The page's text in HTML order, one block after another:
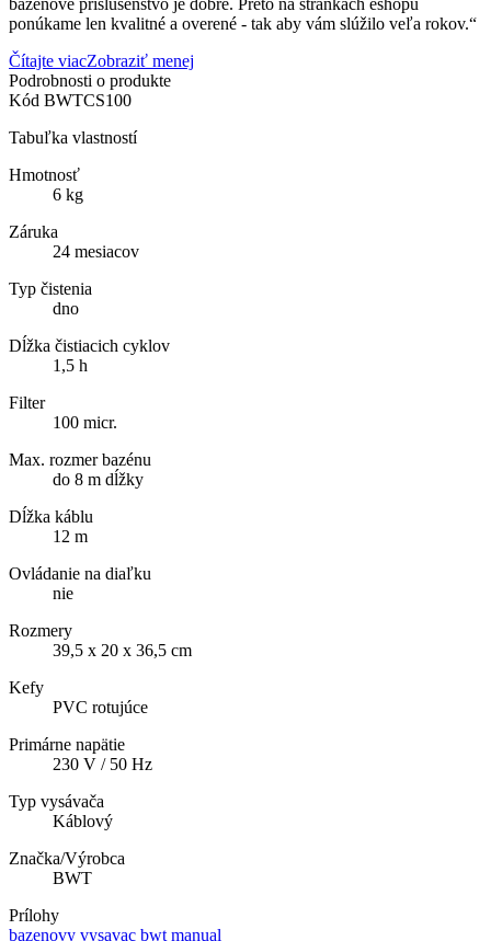
bazénové príslušenstvo je dobré. Preto na stránkach eshopu
ponúkame len kvalitné a overené - tak aby vám slúžilo veľa rokov.“
Čítajte viacZobraziť menej
Podrobnosti o produkte
Kód BWTCS100
Tabuľka vlastností
Hmotnosť
6 kg
Záruka
24 mesiacov
Typ čistenia
dno
Dĺžka čistiacich cyklov
1,5 h
Filter
100 micr.
Max. rozmer bazénu
do 8 m dĺžky
Dĺžka káblu
12 m
Ovládanie na diaľku
nie
Rozmery
39,5 x 20 x 36,5 cm
Kefy
PVC rotujúce
Primárne napätie
230 V / 50 Hz
Typ vysávača
Káblový
Značka/Výrobca
BWT
Prílohy
bazenovy vysavac bwt manual